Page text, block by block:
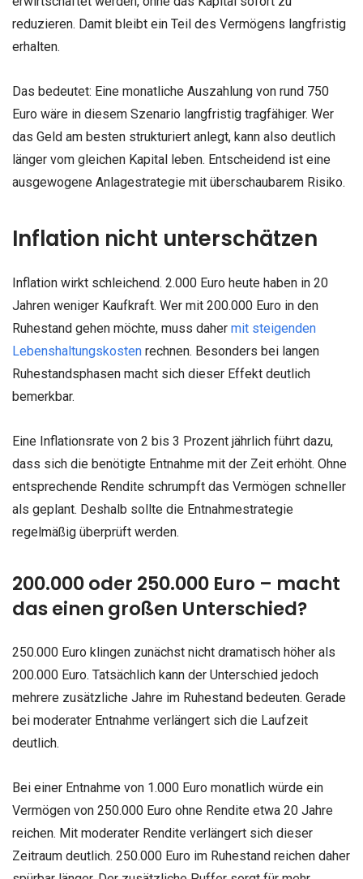
reduzieren. Damit bleibt ein Teil des Vermögens langfristig
erhalten.
Das bedeutet: Eine monatliche Auszahlung von rund 750
Euro wäre in diesem Szenario langfristig tragfähiger. Wer
das Geld am besten strukturiert anlegt, kann also deutlich
länger vom gleichen Kapital leben. Entscheidend ist eine
ausgewogene Anlagestrategie mit überschaubarem Risiko.
Inflation nicht unterschätzen
Inflation wirkt schleichend. 2.000 Euro heute haben in 20
Jahren weniger Kaufkraft. Wer mit 200.000 Euro in den
Ruhestand gehen möchte, muss daher mit steigenden
Lebenshaltungskosten rechnen. Besonders bei langen
Ruhestandsphasen macht sich dieser Effekt deutlich
bemerkbar.
Eine Inflationsrate von 2 bis 3 Prozent jährlich führt dazu,
dass sich die benötigte Entnahme mit der Zeit erhöht. Ohne
entsprechende Rendite schrumpft das Vermögen schneller
als geplant. Deshalb sollte die Entnahmestrategie
regelmäßig überprüft werden.
200.000 oder 250.000 Euro – macht
das einen großen Unterschied?
250.000 Euro klingen zunächst nicht dramatisch höher als
200.000 Euro. Tatsächlich kann der Unterschied jedoch
mehrere zusätzliche Jahre im Ruhestand bedeuten. Gerade
bei moderater Entnahme verlängert sich die Laufzeit
deutlich.
Bei einer Entnahme von 1.000 Euro monatlich würde ein
Vermögen von 250.000 Euro ohne Rendite etwa 20 Jahre
reichen. Mit moderater Rendite verlängert sich dieser
Zeitraum deutlich. 250.000 Euro im Ruhestand reichen daher